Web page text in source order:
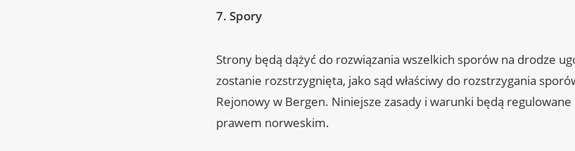
7. Spory
Strony będą dążyć do rozwiązania wszelkich sporów na drodze
zostanie rozstrzygnięta, jako sąd właściwy do rozstrzygania
Rejonowy w Bergen. Niniejsze zasady i warunki będą
prawem norweskim.